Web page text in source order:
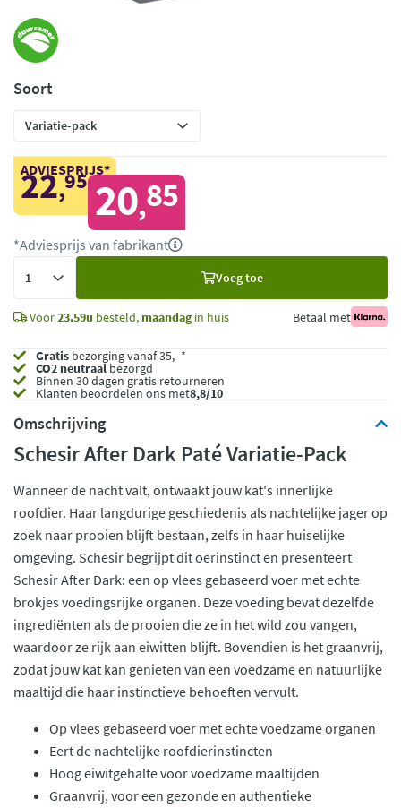
Soort
ADVIESPRIJS*
22,95 20,85
*Adviesprijs van fabrikant
Voeg toe
Voor23.59u besteld, maandagin huis Betaal met
Gratis bezorging vanaf 35,- *
CO2 neutraalbezorgd
Binnen 30 dagen gratis retourneren
Klanten beoordelen ons met8,8/10
Omschrijving
Schesir After Dark Paté Variatie-Pack
Wanneer de nacht valt, ontwaakt jouw kat's innerlijke
roofdier. Haar langdurige geschiedenis als nachtelijke jager op
zoek naar prooien blijft bestaan, zelfs in haar huiselijke
omgeving. Schesir begrijpt dit oerinstinct en presenteert
Schesir After Dark: een op vlees gebaseerd voer met echte
brokjes voedingsrijke organen. Deze voeding bevat dezelfde
ingrediënten als de prooien die ze in het wild zou vangen,
waardoor ze rijk aan eiwitten blijft. Bovendien is het graanvrij,
zodat jouw kat kan genieten van een voedzame en natuurlijke
maaltijd die haar instinctieve behoeften vervult.
Op vlees gebaseerd voer met echte voedzame organen
Eert de nachtelijke roofdierinstincten
Hoog eiwitgehalte voor voedzame maaltijden
Graanvrij, voor een gezonde en authentieke